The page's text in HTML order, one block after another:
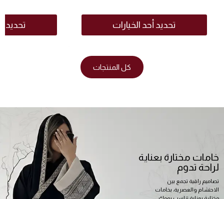
تحديد أحد الخيارات تحديد
كل المنتجات
خامات مختارة بعناية
لراحة تدوم
تصاميم راقية تجمع بين
الاحتشام والعصرية، بخامات
مختارة بعناية تناسب يومك